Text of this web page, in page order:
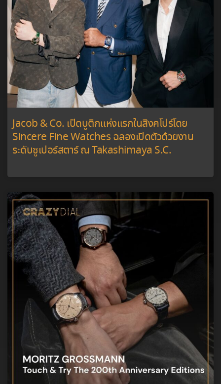
Jacob & Co. เปิดบูติกแห่งแรกในสิงคโปร์โดย
Sincere Fine Watches ฉลองเปิดตัวด้วยงาน
ระดับซูเปอร์สตาร์ ณ Takashimaya S.C.